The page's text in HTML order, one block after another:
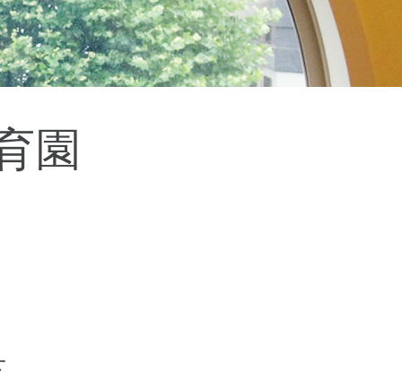
三鷹市(2) 調布市(1)
千代田区(1) 豊島区(2)
園